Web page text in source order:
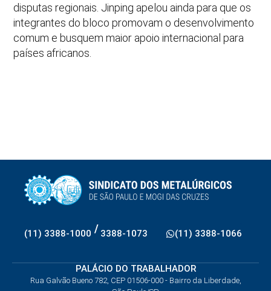
disputas regionais. Jinping apelou ainda para que os
integrantes do bloco promovam o desenvolvimento
comum e busquem maior apoio internacional para
países africanos.
(11) 3388-1000 / 3388-1073 (11) 3388-1066
PALÁCIO DO TRABALHADOR
Rua Galvão Bueno 782, CEP 01506-000 - Bairro da Liberdade,